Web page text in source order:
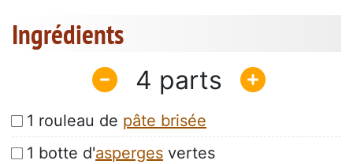
Ingrédients
4
1 rouleau de pâte brisée
1 botte d'asperges vertes